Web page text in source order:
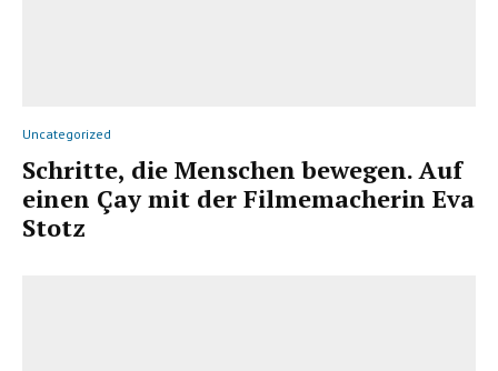
Uncategorized
Schritte, die Menschen bewegen. Auf
einen Çay mit der Filmemacherin Eva
Stotz